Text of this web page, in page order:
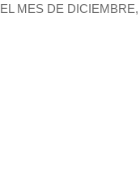
MES DE DICIEMBRE,